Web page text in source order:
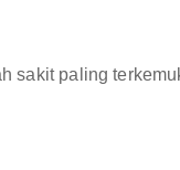
sakit paling